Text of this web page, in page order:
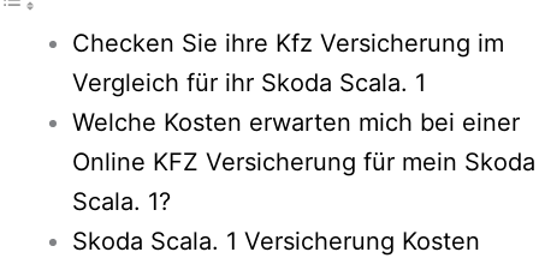
Checken Sie ihre Kfz Versicherung im
Vergleich für ihr Skoda Scala. 1
Welche Kosten erwarten mich bei einer
Online KFZ Versicherung für mein Skoda
Scala. 1?
Skoda Scala. 1 Versicherung Kosten